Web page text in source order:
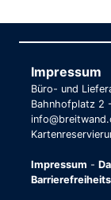
Impressum
Büro- und
Bahnhofplatz 2
Impressum -